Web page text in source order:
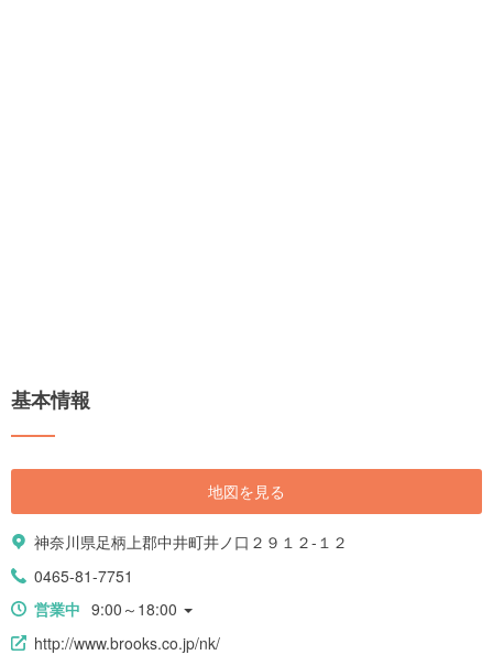
基本情報
地図を見る
神奈川県足柄上郡中井町井ノ口２９１２-１２
0465-81-7751
営業中 9:00～18:00
http://www.brooks.co.jp/nk/